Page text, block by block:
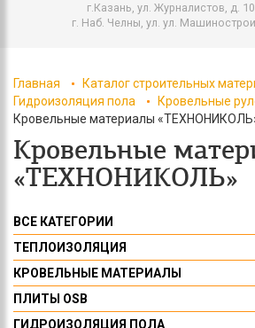
г.Казань, ул. Журналистов, д.
г. Наб. Челны, ул. ул.
Главная
Каталог строительных
Гидроизоляция пола
Кровельные
Кровельные материалы
Кровельные
«ТЕХНОНИКОЛЬ»
ВСЕ КАТЕГОРИИ
ТЕПЛОИЗОЛЯЦИЯ
КРОВЕЛЬНЫЕ МАТЕРИАЛЫ
ПЛИТЫ OSB
ГИДРОИЗОЛЯЦИЯ ПОЛА